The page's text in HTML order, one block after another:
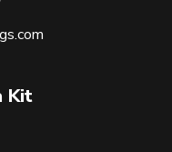
Kit